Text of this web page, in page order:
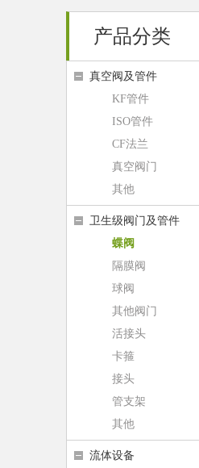
产品分类
真空阀及管件
KF管件
ISO管件
CF法兰
真空阀门
其他
卫生级阀门及管件
蝶阀
隔膜阀
球阀
其他阀门
活接头
卡箍
接头
管支架
其他
流体设备